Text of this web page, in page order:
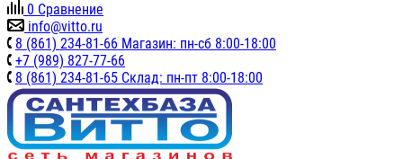
0 Сравнение
info@vitto.ru
8 (861) 234-81-66 Магазин: пн-сб 8:00-18:00
+7 (989) 827-77-66
8 (861) 234-81-65 Склад: пн-пт 8:00-18:00